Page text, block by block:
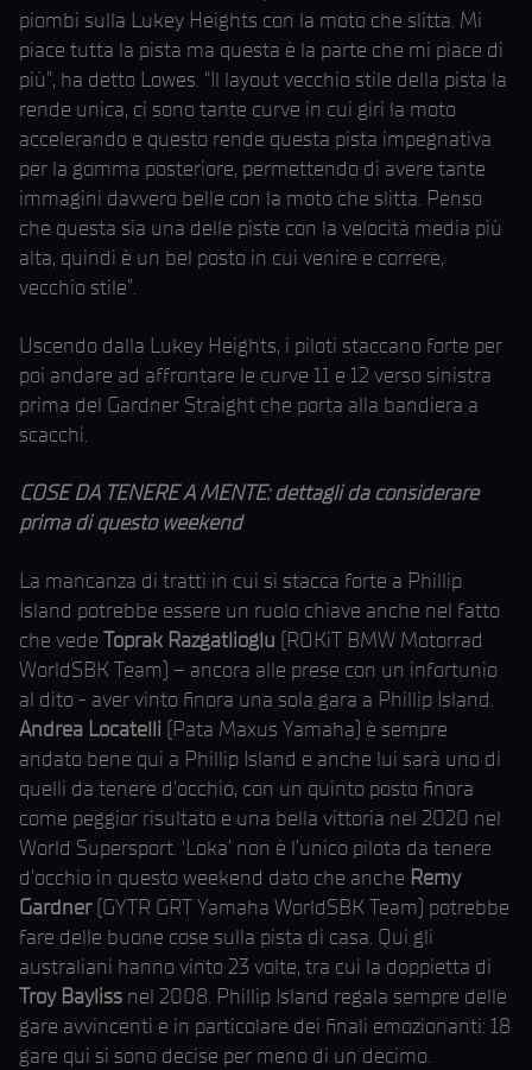
piombi sulla Lukey Heights con la moto che slitta. Mi
piace tutta la pista ma questa è la parte che mi piace di
più”, ha detto Lowes. “Il layout vecchio stile della pista la
rende unica, ci sono tante curve in cui giri la moto
accelerando e questo rende questa pista impegnativa
per la gomma posteriore, permettendo di avere tante
immagini davvero belle con la moto che slitta. Penso
che questa sia una delle piste con la velocità media più
alta, quindi è un bel posto in cui venire e correre,
vecchio stile”.
Uscendo dalla Lukey Heights, i piloti staccano forte per
poi andare ad affrontare le curve 11 e 12 verso sinistra
prima del Gardner Straight che porta alla bandiera a
scacchi.
COSE DA TENERE A MENTE: dettagli da considerare
prima di questo weekend
La mancanza di tratti in cui si stacca forte a Phillip
Island potrebbe essere un ruolo chiave anche nel fatto
che vede Toprak Razgatlioglu (ROKiT BMW Motorrad
WorldSBK Team) – ancora alle prese con un infortunio
al dito - aver vinto finora una sola gara a Phillip Island.
Andrea Locatelli (Pata Maxus Yamaha) è sempre
andato bene qui a Phillip Island e anche lui sarà uno di
quelli da tenere d’occhio, con un quinto posto finora
come peggior risultato e una bella vittoria nel 2020 nel
World Supersport. ‘Loka’ non è l’unico pilota da tenere
d’occhio in questo weekend dato che anche Remy
Gardner(GYTR GRT Yamaha WorldSBK Team) potrebbe
fare delle buone cose sulla pista di casa. Qui gli
australiani hanno vinto 23 volte, tra cui la doppietta di
Troy Bayliss nel 2008. Phillip Island regala sempre delle
gare avvincenti e in particolare dei finali emozionanti: 18
gare qui si sono decise per meno di un decimo.